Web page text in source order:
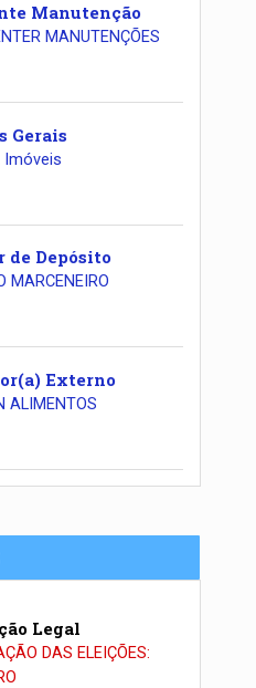
Manutenção
MANUTENÇÕES
Gerais
Imóveis
Depósito
MARCENEIRO
Externo
ALIMENTOS
Legal
DAS ELEIÇÕES: